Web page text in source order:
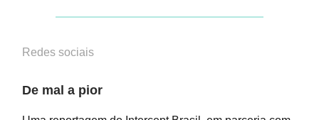
Redes sociais
De mal a pior